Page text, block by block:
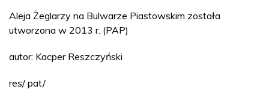
Aleja Żeglarzy na Bulwarze Piastowskim została
utworzona w 2013 r. (PAP)
autor: Kacper Reszczyński
res/ pat/